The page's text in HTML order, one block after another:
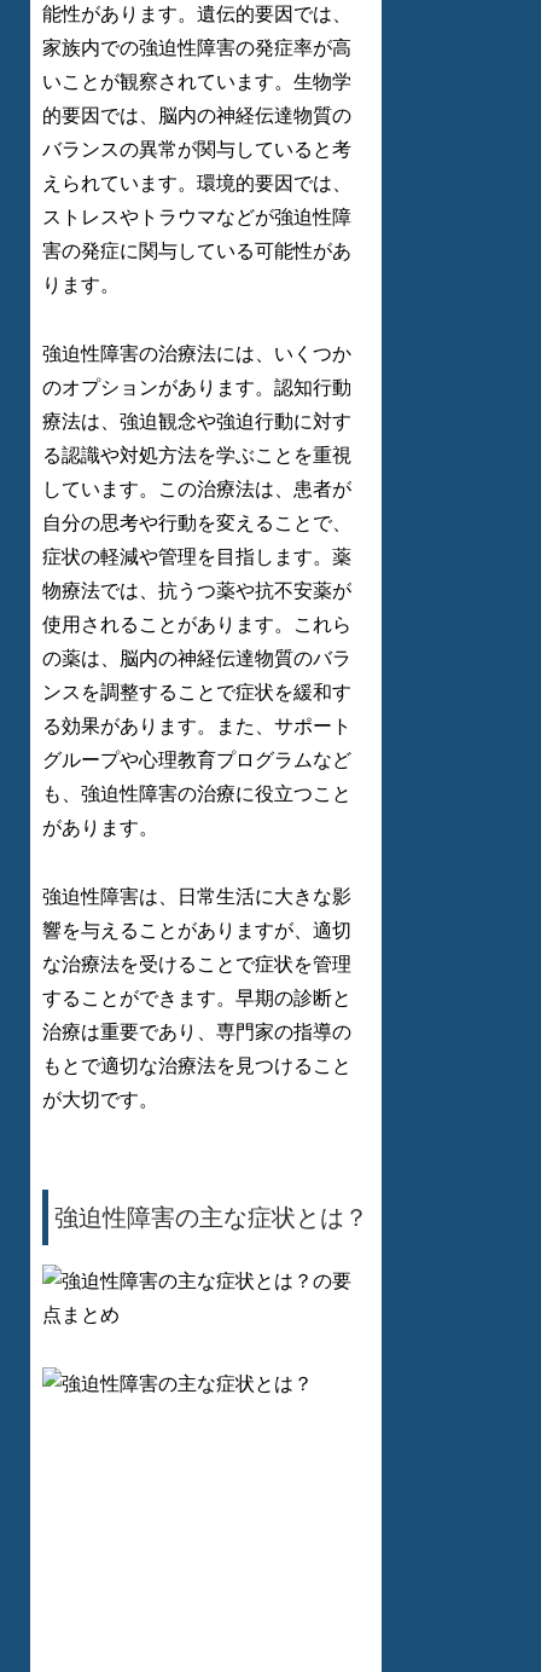
能性があります。遺伝的要因では、
家族内での強迫性障害の発症率が高
いことが観察されています。生物学
的要因では、脳内の神経伝達物質の
バランスの異常が関与していると考
えられています。環境的要因では、
ストレスやトラウマなどが強迫性障
害の発症に関与している可能性があ
ります。
強迫性障害の治療法には、いくつか
のオプションがあります。認知行動
療法は、強迫観念や強迫行動に対す
る認識や対処方法を学ぶことを重視
しています。この治療法は、患者が
自分の思考や行動を変えることで、
症状の軽減や管理を目指します。薬
物療法では、抗うつ薬や抗不安薬が
使用されることがあります。これら
の薬は、脳内の神経伝達物質のバラ
ンスを調整することで症状を緩和す
る効果があります。また、サポート
グループや心理教育プログラムなど
も、強迫性障害の治療に役立つこと
があります。
強迫性障害は、日常生活に大きな影
響を与えることがありますが、適切
な治療法を受けることで症状を管理
することができます。早期の診断と
治療は重要であり、専門家の指導の
もとで適切な治療法を見つけること
が大切です。
強迫性障害の主な症状とは？